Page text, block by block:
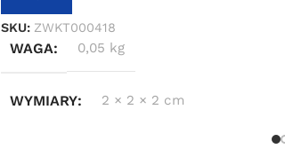
SKU: ZWKT000418
WAGA 0,05 kg
WYMIARY 2 × 2 × 2 cm